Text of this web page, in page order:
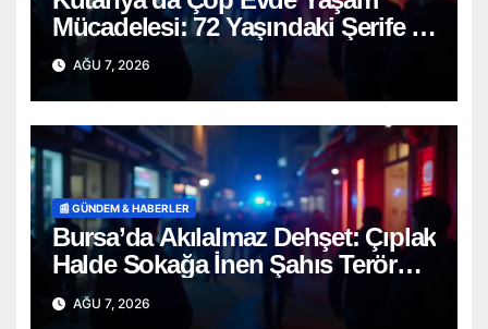
Mücadelesi: 72 Yaşındaki Şerife D.
Mucizevi Şekilde Kurtarıldı
AĞU 7, 2026
📰 GÜNDEM & HABERLER
Bursa’da Akılalmaz Dehşet: Çıplak
Halde Sokağa İnen Şahıs Terör
Estirdi!
AĞU 7, 2026